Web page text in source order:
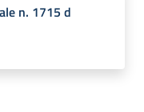
n. 1715 d